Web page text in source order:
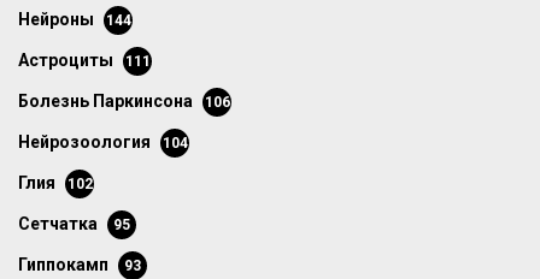
нейроны 144
астроциты 111
болезнь Паркинсона 106
нейрозоология 104
глия 102
сетчатка 95
гиппокамп 93